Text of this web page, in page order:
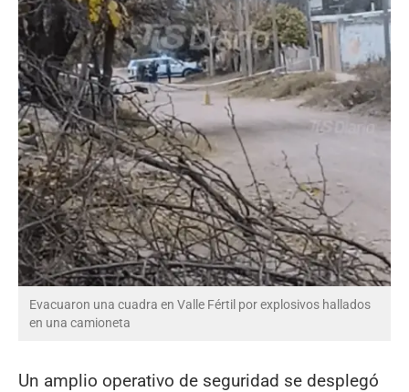
Evacuaron una cuadra en Valle Fértil por explosivos hallados
en una camioneta
Un amplio operativo de seguridad se desplegó